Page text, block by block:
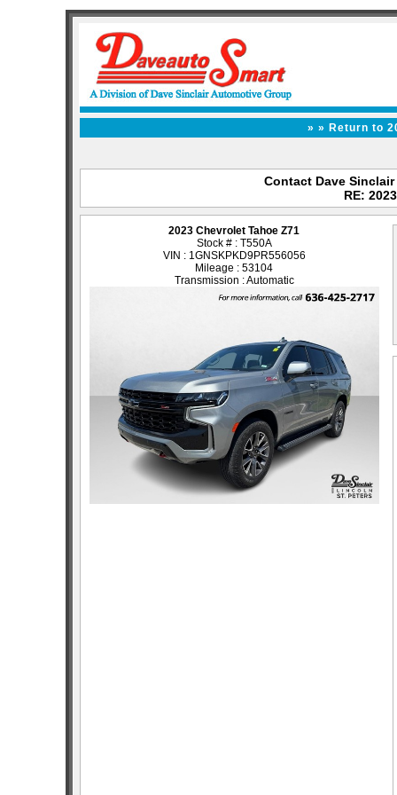
» » Return to
Contact Dave
RE:
2023 Chevrolet Tahoe Z71
Stock # : T550A
VIN : 1GNSKPKD9PR556056
Mileage : 53104
Transmission : Automatic